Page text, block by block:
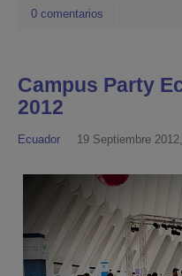
0 comentarios
Campus Party
2012
Ecuador 19 Septiembre